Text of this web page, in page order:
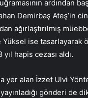
ardından
Demirbaş Ateş’in
ağırlaştırılmış
Yüksel ise tasarlayarak
hapis cezası aldı.
yer alan İzzet Ulvi
gönderi de